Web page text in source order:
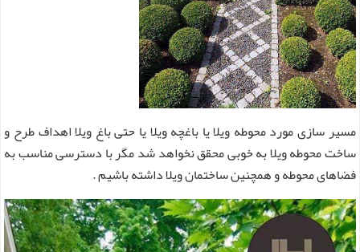
مسیر سازی مورد محوطه ویلا یا باغچه ویلا یا حتی باغ ویلا اهداف طرح و
ساخت محوطه ویلا به خوبی محقق نخواهد شد مگر با دسترسی مناسب به
فضاهای محوطه و همچنین ساختمان ویلا داشته باشیم .